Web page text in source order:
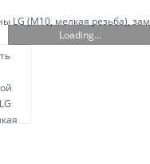
Loading...